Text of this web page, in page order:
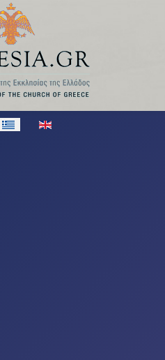
τη γλώσσα σας